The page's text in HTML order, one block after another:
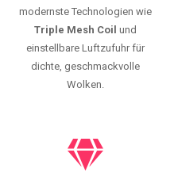
modernste Technologien wie
Triple Mesh Coil und
einstellbare Luftzufuhr für
dichte, geschmackvolle
Wolken.